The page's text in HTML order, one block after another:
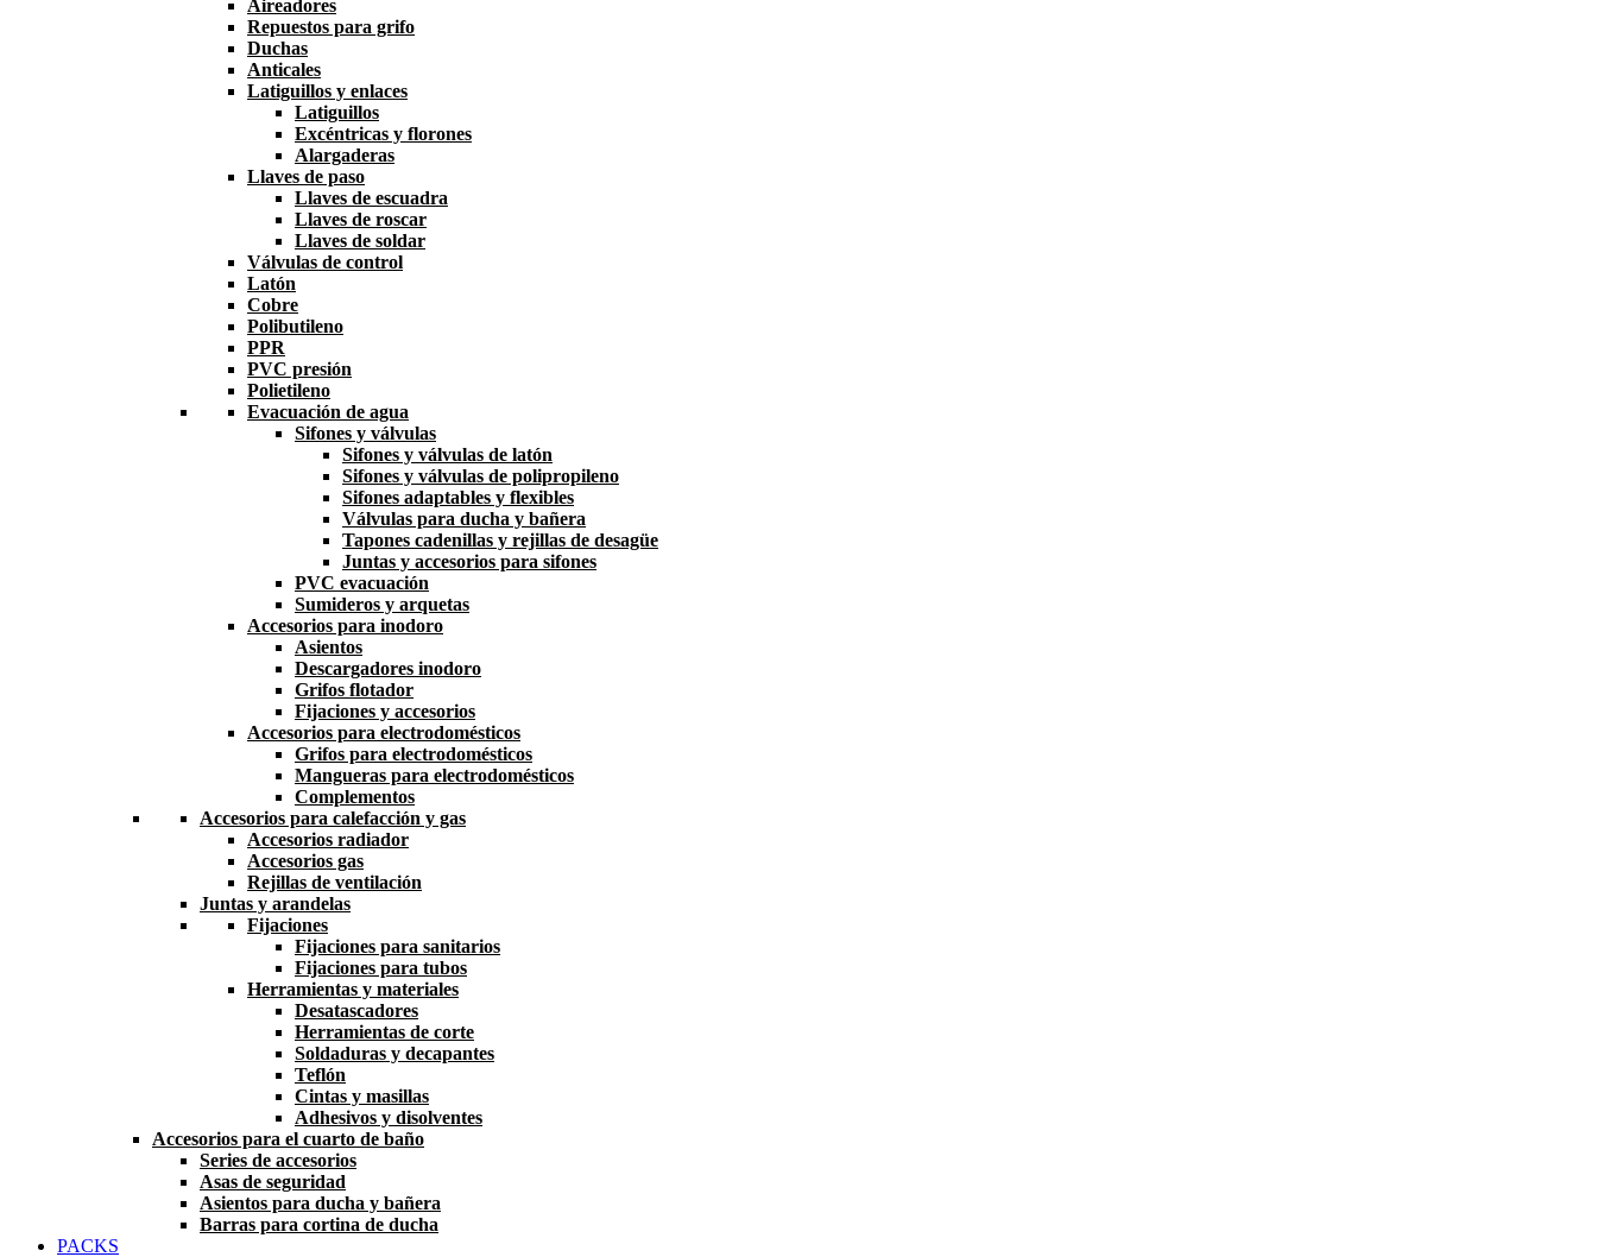
Aireadores
Repuestos para grifo
Duchas
Anticales
Latiguillos y enlaces
Latiguillos
Excéntricas y florones
Alargaderas
Llaves de paso
Llaves de escuadra
Llaves de roscar
Llaves de soldar
Válvulas de control
Latón
Cobre
Polibutileno
PPR
PVC presión
Polietileno
Evacuación de agua
Sifones y válvulas
Sifones y válvulas de latón
Sifones y válvulas de polipropileno
Sifones adaptables y flexibles
Válvulas para ducha y bañera
Tapones cadenillas y rejillas de desagüe
Juntas y accesorios para sifones
PVC evacuación
Sumideros y arquetas
Accesorios para inodoro
Asientos
Descargadores inodoro
Grifos flotador
Fijaciones y accesorios
Accesorios para electrodomésticos
Grifos para electrodomésticos
Mangueras para electrodomésticos
Complementos
Accesorios para calefacción y gas
Accesorios radiador
Accesorios gas
Rejillas de ventilación
Juntas y arandelas
Fijaciones
Fijaciones para sanitarios
Fijaciones para tubos
Herramientas y materiales
Desatascadores
Herramientas de corte
Soldaduras y decapantes
Teflón
Cintas y masillas
Adhesivos y disolventes
Accesorios para el cuarto de baño
Series de accesorios
Asas de seguridad
Asientos para ducha y bañera
Barras para cortina de ducha
PACKS